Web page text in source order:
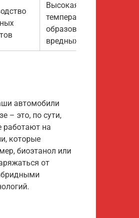
Высокая
температура,
образование
вредных веществ
автомобили
– это, по сути,
работают на
которые
биоэтанол или
от